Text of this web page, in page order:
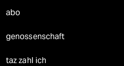
abo
genossenschaft
taz zahl ich